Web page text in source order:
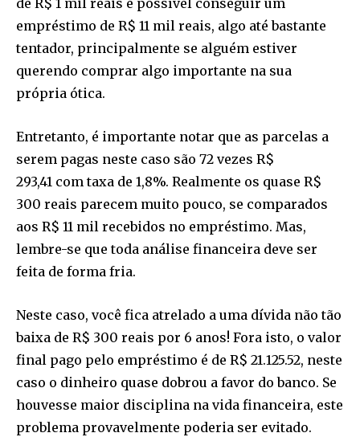
Join our community of
SUBSCRIBERS and be part of the
de R$ 1 mil reais é possível conseguir um
empréstimo de R$ 11 mil reais, algo até bastante
tentador, principalmente se alguém estiver
querendo comprar algo importante na sua
própria ótica.
Entretanto, é importante notar que as parcelas a
serem pagas neste caso são 72 vezes R$
293,41 com taxa de 1,8%. Realmente os quase R$
300 reais parecem muito pouco, se comparados
aos R$ 11 mil recebidos no empréstimo. Mas,
lembre-se que toda análise financeira deve ser
feita de forma fria.
Neste caso, você fica atrelado a uma dívida não tão
baixa de R$ 300 reais por 6 anos! Fora isto, o valor
final pago pelo empréstimo é de R$ 21.125.52, neste
caso o dinheiro quase dobrou a favor do banco. Se
houvesse maior disciplina na vida financeira, este
problema provavelmente poderia ser evitado.